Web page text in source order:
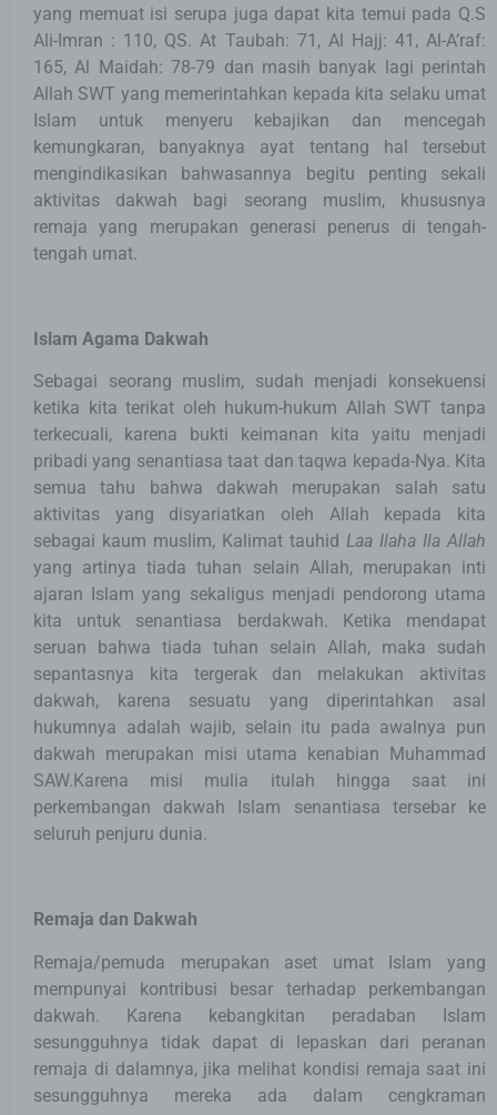
yang memuat isi serupa juga dapat kita temui pada Q.S
Ali-Imran : 110, QS. At Taubah: 71, Al Hajj: 41, Al-A’raf:
165, Al Maidah: 78-79 dan masih banyak lagi perintah
Allah SWT yang memerintahkan kepada kita selaku umat
Islam untuk menyeru kebajikan dan mencegah
kemungkaran, banyaknya ayat tentang hal tersebut
mengindikasikan bahwasannya begitu penting sekali
aktivitas dakwah bagi seorang muslim, khususnya
remaja yang merupakan generasi penerus di tengah-
tengah umat.
Islam Agama Dakwah
Sebagai seorang muslim, sudah menjadi konsekuensi
ketika kita terikat oleh hukum-hukum Allah SWT tanpa
terkecuali, karena bukti keimanan kita yaitu menjadi
pribadi yang senantiasa taat dan taqwa kepada-Nya. Kita
semua tahu bahwa dakwah merupakan salah satu
aktivitas yang disyariatkan oleh Allah kepada kita
sebagai kaum muslim, Kalimat tauhid Laa Ilaha Ila Allah
yang artinya tiada tuhan selain Allah, merupakan inti
ajaran Islam yang sekaligus menjadi pendorong utama
kita untuk senantiasa berdakwah. Ketika mendapat
seruan bahwa tiada tuhan selain Allah, maka sudah
sepantasnya kita tergerak dan melakukan aktivitas
dakwah, karena sesuatu yang diperintahkan asal
hukumnya adalah wajib, selain itu pada awalnya pun
dakwah merupakan misi utama kenabian Muhammad
SAW.Karena misi mulia itulah hingga saat ini
perkembangan dakwah Islam senantiasa tersebar ke
seluruh penjuru dunia.
Remaja dan Dakwah
Remaja/pemuda merupakan aset umat Islam yang
mempunyai kontribusi besar terhadap perkembangan
dakwah. Karena kebangkitan peradaban Islam
sesungguhnya tidak dapat di lepaskan dari peranan
remaja di dalamnya, jika melihat kondisi remaja saat ini
sesungguhnya mereka ada dalam cengkraman